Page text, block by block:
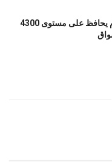
هل يواصل الذهب التراجع أم يحافظ على مستوى 4300